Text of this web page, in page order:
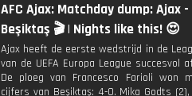
AFC Ajax: Matchday dump: Ajax -
Beşiktaş 🎬 | Nights like this! 😍
Ajax heeft de eerste wedstrijd in de
van de UEFA Europa League succesvol
De ploeg van Francesco Farioli won
cijfers van Beşiktaş: 4-0. Mika Godts